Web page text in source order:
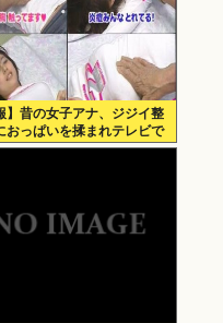
】昔の女子アナ、ジジイ整
おっぱいを揉まれテレビで
れてしまうwww